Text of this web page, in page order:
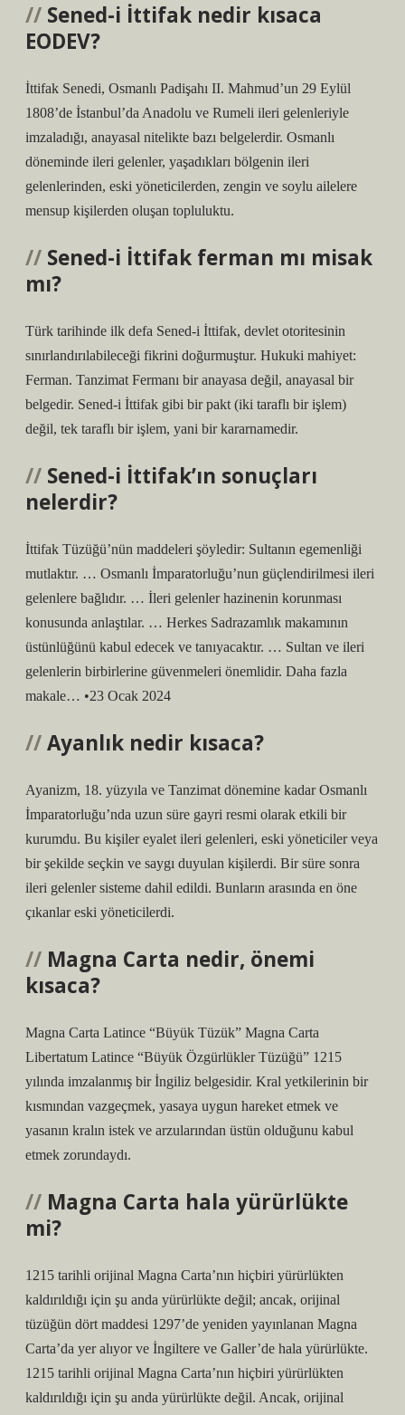
Sened-i İttifak nedir kısaca
EODEV?
İttifak Senedi, Osmanlı Padişahı II. Mahmud’un 29 Eylül
1808’de İstanbul’da Anadolu ve Rumeli ileri gelenleriyle
imzaladığı, anayasal nitelikte bazı belgelerdir. Osmanlı
döneminde ileri gelenler, yaşadıkları bölgenin ileri
gelenlerinden, eski yöneticilerden, zengin ve soylu ailelere
mensup kişilerden oluşan topluluktu.
Sened-i İttifak ferman mı misak
mı?
Türk tarihinde ilk defa Sened-i İttifak, devlet otoritesinin
sınırlandırılabileceği fikrini doğurmuştur. Hukuki mahiyet:
Ferman. Tanzimat Fermanı bir anayasa değil, anayasal bir
belgedir. Sened-i İttifak gibi bir pakt (iki taraflı bir işlem)
değil, tek taraflı bir işlem, yani bir kararnamedir.
Sened-i İttifak’ın sonuçları
nelerdir?
İttifak Tüzüğü’nün maddeleri şöyledir: Sultanın egemenliği
mutlaktır. … Osmanlı İmparatorluğu’nun güçlendirilmesi ileri
gelenlere bağlıdır. … İleri gelenler hazinenin korunması
konusunda anlaştılar. … Herkes Sadrazamlık makamının
üstünlüğünü kabul edecek ve tanıyacaktır. … Sultan ve ileri
gelenlerin birbirlerine güvenmeleri önemlidir. Daha fazla
makale… •23 Ocak 2024
Ayanlık nedir kısaca?
Ayanizm, 18. yüzyıla ve Tanzimat dönemine kadar Osmanlı
İmparatorluğu’nda uzun süre gayri resmi olarak etkili bir
kurumdu. Bu kişiler eyalet ileri gelenleri, eski yöneticiler veya
bir şekilde seçkin ve saygı duyulan kişilerdi. Bir süre sonra
ileri gelenler sisteme dahil edildi. Bunların arasında en öne
çıkanlar eski yöneticilerdi.
Magna Carta nedir, önemi
kısaca?
Magna Carta Latince “Büyük Tüzük” Magna Carta
Libertatum Latince “Büyük Özgürlükler Tüzüğü” 1215
yılında imzalanmış bir İngiliz belgesidir. Kral yetkilerinin bir
kısmından vazgeçmek, yasaya uygun hareket etmek ve
yasanın kralın istek ve arzularından üstün olduğunu kabul
etmek zorundaydı.
Magna Carta hala yürürlükte
mi?
1215 tarihli orijinal Magna Carta’nın hiçbiri yürürlükten
kaldırıldığı için şu anda yürürlükte değil; ancak, orijinal
tüzüğün dört maddesi 1297’de yeniden yayınlanan Magna
Carta’da yer alıyor ve İngiltere ve Galler’de hala yürürlükte.
1215 tarihli orijinal Magna Carta’nın hiçbiri yürürlükten
kaldırıldığı için şu anda yürürlükte değil. Ancak, orijinal